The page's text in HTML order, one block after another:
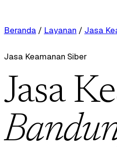
Beranda / Layanan / Jasa
Jasa Keamanan Siber
Jasa